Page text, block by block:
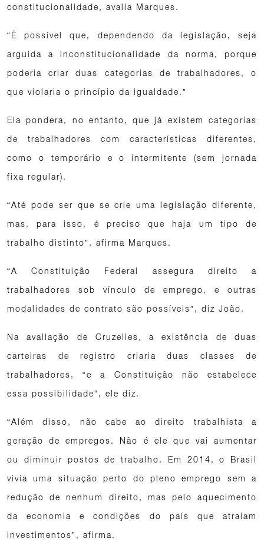
constitucionalidade, avalia Marques.
“É possível que, dependendo da legislação, seja
arguida a inconstitucionalidade da norma, porque
poderia criar duas categorias de trabalhadores, o
que violaria o princípio da igualdade.”
Ela pondera, no entanto, que já existem categorias
de trabalhadores com características diferentes,
como o temporário e o intermitente (sem jornada
fixa regular).
“Até pode ser que se crie uma legislação diferente,
mas, para isso, é preciso que haja um tipo de
trabalho distinto”, afirma Marques.
“A Constituição Federal assegura direito a
trabalhadores sob vínculo de emprego, e outras
modalidades de contrato são possíveis”, diz João.
Na avaliação de Cruzelles, a existência de duas
carteiras de registro criaria duas classes de
trabalhadores, “e a Constituição não estabelece
essa possibilidade”, ele diz.
“Além disso, não cabe ao direito trabalhista a
geração de empregos. Não é ele que vai aumentar
ou diminuir postos de trabalho. Em 2014, o Brasil
vivia uma situação perto do pleno emprego sem a
redução de nenhum direito, mas pelo aquecimento
da economia e condições do país que atraiam
investimentos”, afirma.